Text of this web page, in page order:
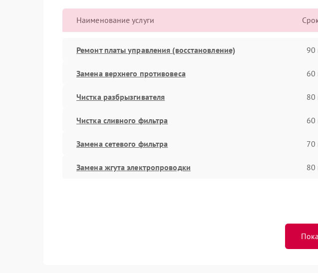
Наименование услуги
Ремонт платы управления (восстановление) 90
Замена верхнего противовеса 60
Чистка разбрызгивателя 80
Чистка сливного фильтра 60
Замена сетевого фильтра 70
Замена жгута электропроводки 80